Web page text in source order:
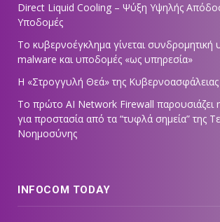
Direct Liquid Cooling – Ψύξη Υψηλής
Υποδομές
Το κυβερνοέγκλημα γίνεται συνδρομητική
malware και υποδομές «ως υπηρεσία»
Η «Στρογγυλή Θεά» της Κυβερνοασφάλειας
Tο πρώτο AI Network Firewall παρουσιάζει
για προστασία από τα “τυφλά σημεία” της
Νοημοσύνης
INFOCOM TODAY